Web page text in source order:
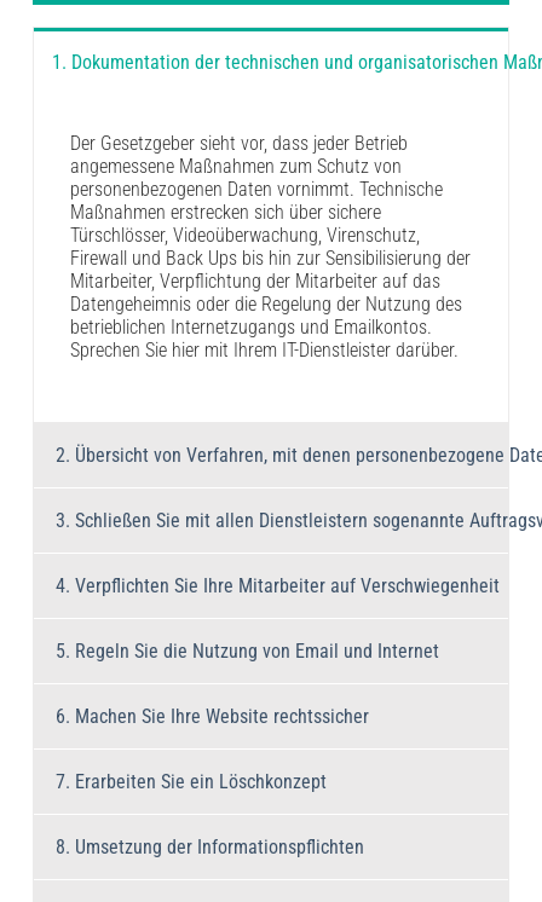
1. Dokumentation der technischen und organisatorischen
Der Gesetzgeber sieht vor, dass jeder Betrieb
angemessene Maßnahmen zum Schutz von
personenbezogenen Daten vornimmt. Technische
Maßnahmen erstrecken sich über sichere
Türschlösser, Videoüberwachung, Virenschutz,
Firewall und Back Ups bis hin zur Sensibilisierung der
Mitarbeiter, Verpflichtung der Mitarbeiter auf das
Datengeheimnis oder die Regelung der Nutzung des
betrieblichen Internetzugangs und Emailkontos.
Sprechen Sie hier mit Ihrem IT-Dienstleister darüber.
2. Übersicht von Verfahren, mit denen personenbezogene
3. Schließen Sie mit allen Dienstleistern sogenannte
4. Verpflichten Sie Ihre Mitarbeiter auf Verschwiegenheit
5. Regeln Sie die Nutzung von Email und Internet
6. Machen Sie Ihre Website rechtssicher
7. Erarbeiten Sie ein Löschkonzept
8. Umsetzung der Informationspflichten